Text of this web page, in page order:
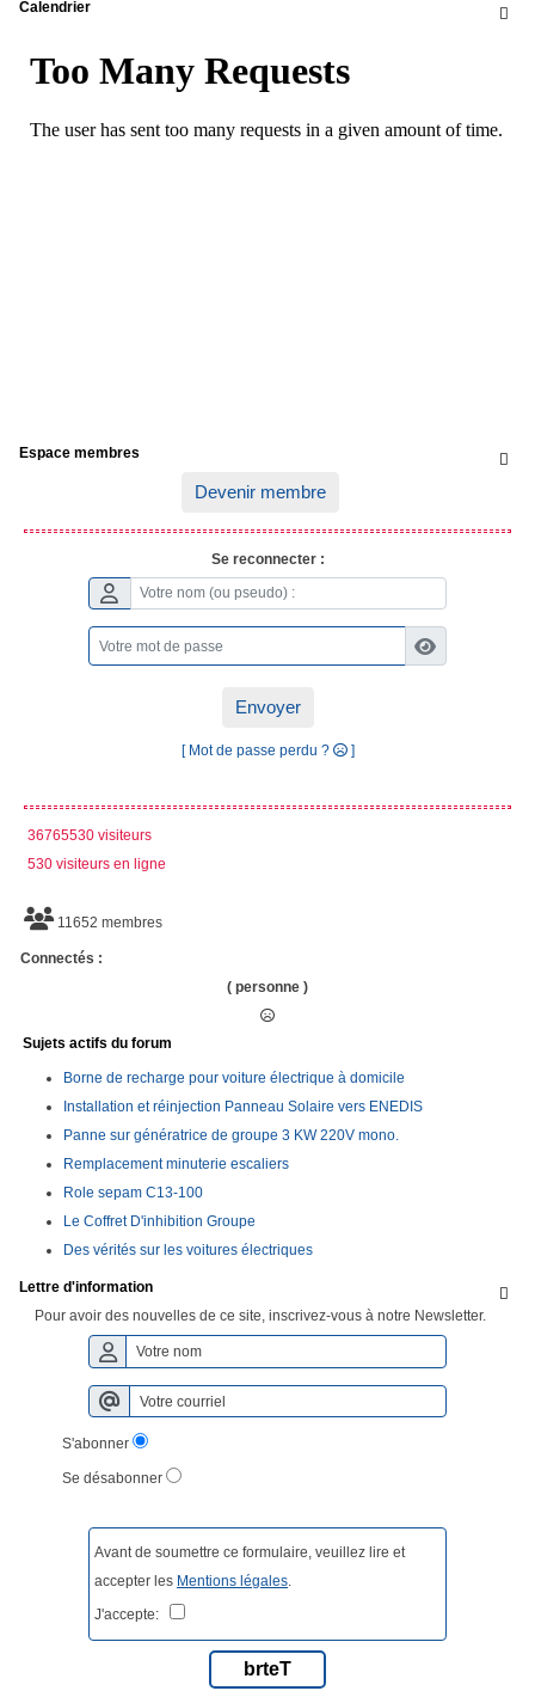

Calendrier

Espace membres
Devenir membre
Se reconnecter :
Envoyer
[ Mot de passe perdu ? ]
36765530 visiteurs
530 visiteurs en ligne
11652 membres
Connectés :
( personne )
Sujets actifs du forum
Borne de recharge pour voiture électrique à domicile
Installation et réinjection Panneau Solaire vers ENEDIS
Panne sur génératrice de groupe 3 KW 220V mono.
Remplacement minuterie escaliers
Role sepam C13-100
Le Coffret D'inhibition Groupe
Des vérités sur les voitures électriques

Lettre d'information
Pour avoir des nouvelles de ce site, inscrivez-vous à notre Newsletter.
S'abonner
Se désabonner
Avant de soumettre ce formulaire, veuillez lire et
accepter les Mentions légales.
J'accepte:
brteT